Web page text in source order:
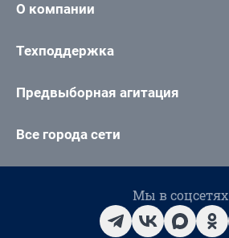
О компании
Техподдержка
Предвыборная агитация
Все города сети
Мы в соцсетях